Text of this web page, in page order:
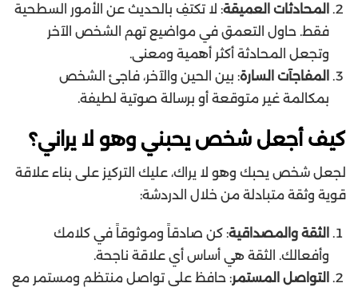
المحادثات العميقة: لا تكتفِ بالحديث عن الأمور السطحية
فقط. حاول التعمق في مواضيع تهم الشخص الآخر
وتجعل المحادثة أكثر أهمية ومعنى.
المفاجآت السارة: بين الحين والآخر، فاجئ الشخص
بمكالمة غير متوقعة أو برسالة صوتية لطيفة.
كيف أجعل شخص يحبني وهو لا يراني؟
لجعل شخص يحبك وهو لا يراك، عليك التركيز على بناء علاقة
قوية وثقة متبادلة من خلال الدردشة:
الثقة والمصداقية: كن صادقاً وموثوقاً في كلامك
وأفعالك. الثقة هي أساس أي علاقة ناجحة.
التواصل المستمر: حافظ على تواصل منتظم ومستمر مع